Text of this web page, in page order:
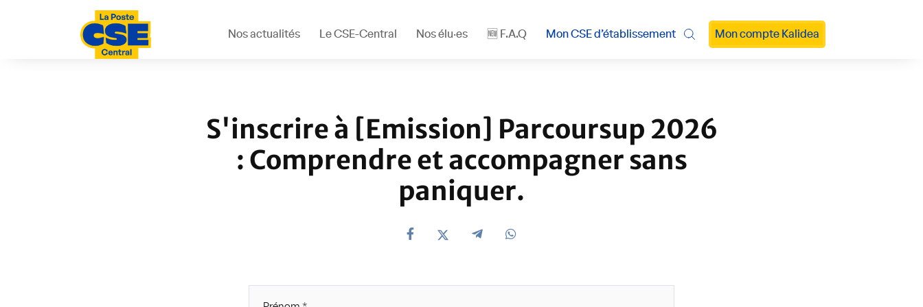
Nos actualités Le CSE-Central Nos élu·es 🆕 F.A.Q Mon CSE d’établissement Mon compte Kalidea
S'inscrire à [Emission] Parcoursup 2026
: Comprendre et accompagner sans
paniquer.